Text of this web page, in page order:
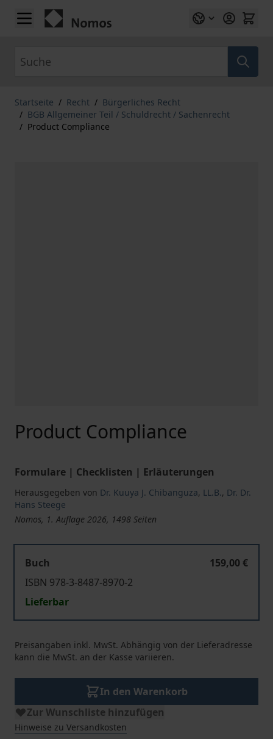
Zum Inhalt springen
Startseite / Recht / Bürgerliches Recht
/ BGB Allgemeiner Teil / Schuldrecht / Sachenrecht
/ Product Compliance
Product Compliance
Formulare | Checklisten | Erläuterungen
Herausgegeben von Dr. Kuuya J. Chibanguza, LL.B., Dr. Dr.
Hans Steege
Nomos, 1. Auflage 2026, 1498 Seiten
Buch
159,00 €
ISBN 978-3-8487-8970-2
Lieferbar
Preisangaben inkl. MwSt. Abhängig von der Lieferadresse
kann die MwSt. an der Kasse variieren.
In den Warenkorb
Zur Wunschliste hinzufügen
Hinweise zu Versandkosten